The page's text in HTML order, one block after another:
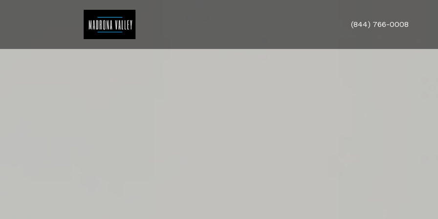
(844) 766-0008